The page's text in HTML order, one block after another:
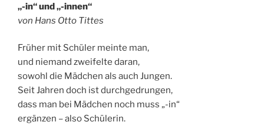
„-in“ und „-innen“
von Hans Otto Tittes
Früher mit Schüler meinte man,
und niemand zweifelte daran,
sowohl die Mädchen als auch Jungen.
Seit Jahren doch ist durchgedrungen,
dass man bei Mädchen noch muss „-in“
ergänzen – also Schülerin.